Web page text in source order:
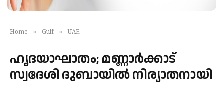
Home » Gulf » UAE
ഹൃദയാഘാതം; മണ്ണാർക്കാട്
സ്വദേശി ദുബായിൽ നിര്യാതനായി